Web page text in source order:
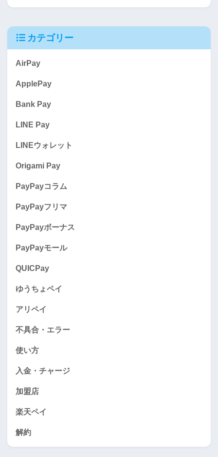
カテゴリー
AirPay
ApplePay
Bank Pay
LINE Pay
LINEウォレット
Origami Pay
PayPayコラム
PayPayフリマ
PayPayボーナス
PayPayモール
QUICPay
ゆうちょペイ
アリペイ
不具合・エラー
使い方
入金・チャージ
加盟店
楽天ペイ
解約